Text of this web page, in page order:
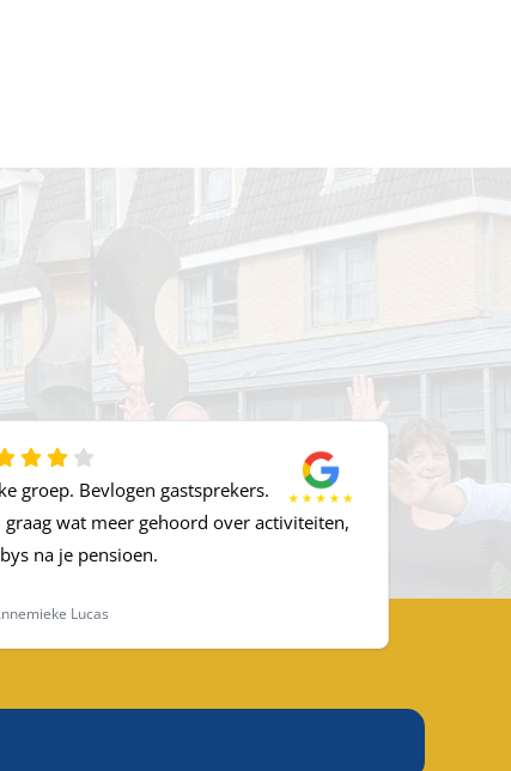
groep. Bevlogen gastsprekers.
graag wat meer gehoord over activiteiten,
na je pensioen.
Lucas